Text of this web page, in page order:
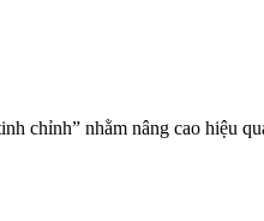
chỉnh” nhằm nâng cao hiệu